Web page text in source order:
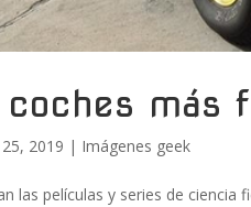
coches más
2019 | Imágenes geek
las películas y series de